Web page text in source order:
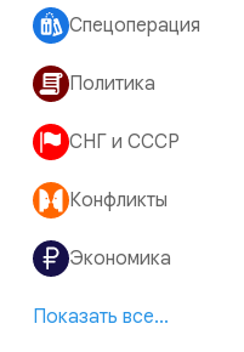
Спецоперация
Политика
СНГ и СССР
Конфликты
Экономика
Показать все...